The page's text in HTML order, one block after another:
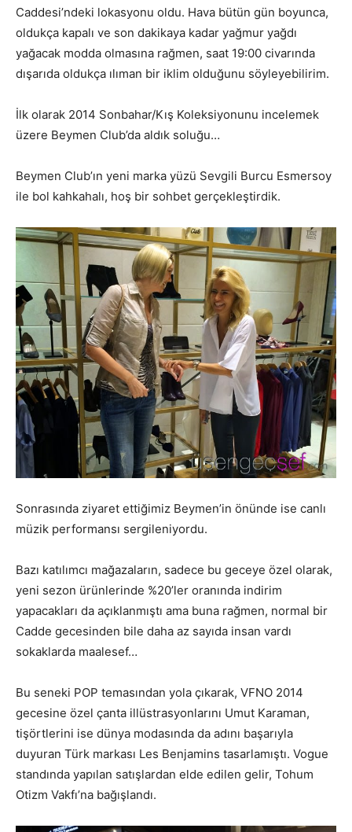
Caddesi’ndeki lokasyonu oldu. Hava bütün gün boyunca,
oldukça kapalı ve son dakikaya kadar yağmur yağdı
yağacak modda olmasına rağmen, saat 19:00 civarında
dışarıda oldukça ılıman bir iklim olduğunu söyleyebilirim.
İlk olarak 2014 Sonbahar/Kış Koleksiyonunu incelemek
üzere Beymen Club’da aldık soluğu…
Beymen Club’ın yeni marka yüzü Sevgili Burcu Esmersoy
ile bol kahkahalı, hoş bir sohbet gerçekleştirdik.
Sonrasında ziyaret ettiğimiz Beymen’in önünde ise canlı
müzik performansı sergileniyordu.
Bazı katılımcı mağazaların, sadece bu geceye özel olarak,
yeni sezon ürünlerinde %20’ler oranında indirim
yapacakları da açıklanmıştı ama buna rağmen, normal bir
Cadde gecesinden bile daha az sayıda insan vardı
sokaklarda maalesef…
Bu seneki POP temasından yola çıkarak, VFNO 2014
gecesine özel çanta illüstrasyonlarını Umut Karaman,
tişörtlerini ise dünya modasında da adını başarıyla
duyuran Türk markası Les Benjamins tasarlamıştı. Vogue
standında yapılan satışlardan elde edilen gelir, Tohum
Otizm Vakfı’na bağışlandı.